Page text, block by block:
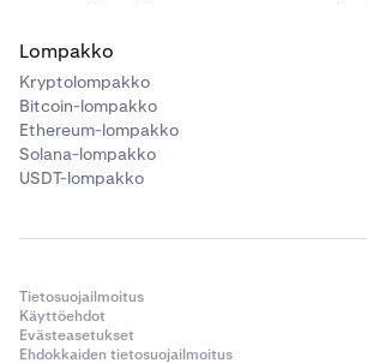
Lompakko
Kryptolompakko
Bitcoin-lompakko
Ethereum-lompakko
Solana-lompakko
USDT-lompakko
Tietosuojailmoitus
Käyttöehdot
Evästeasetukset
Ehdokkaiden tietosuojailmoitus